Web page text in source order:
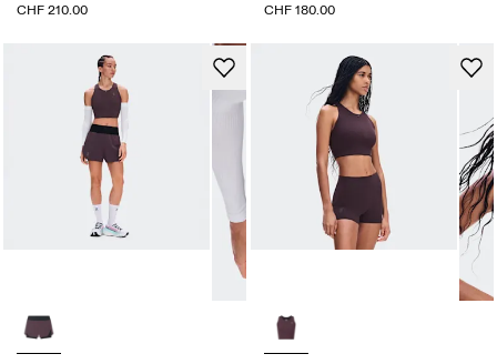
CHF 210.00 CHF 180.00